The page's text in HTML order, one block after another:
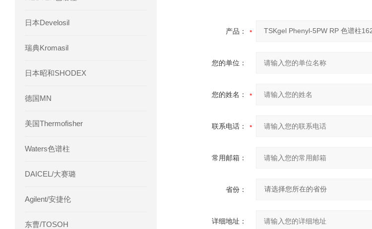
日本Develosil
瑞典Kromasil
日本昭和SHODEX
德国MN
美国Thermofisher
Waters色谱柱
DAICEL/大赛璐
Agilent/安捷伦
东曹/TOSOH
产品：
您的单位：
您的姓名：
联系电话：
常用邮箱：
省份：
详细地址：